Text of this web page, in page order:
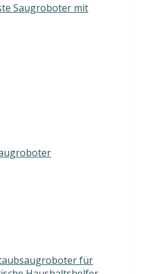
Saugroboter mit
für